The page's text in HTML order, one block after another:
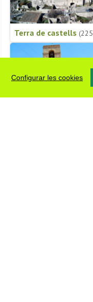
Configurar les cookies
Terra de castells (225